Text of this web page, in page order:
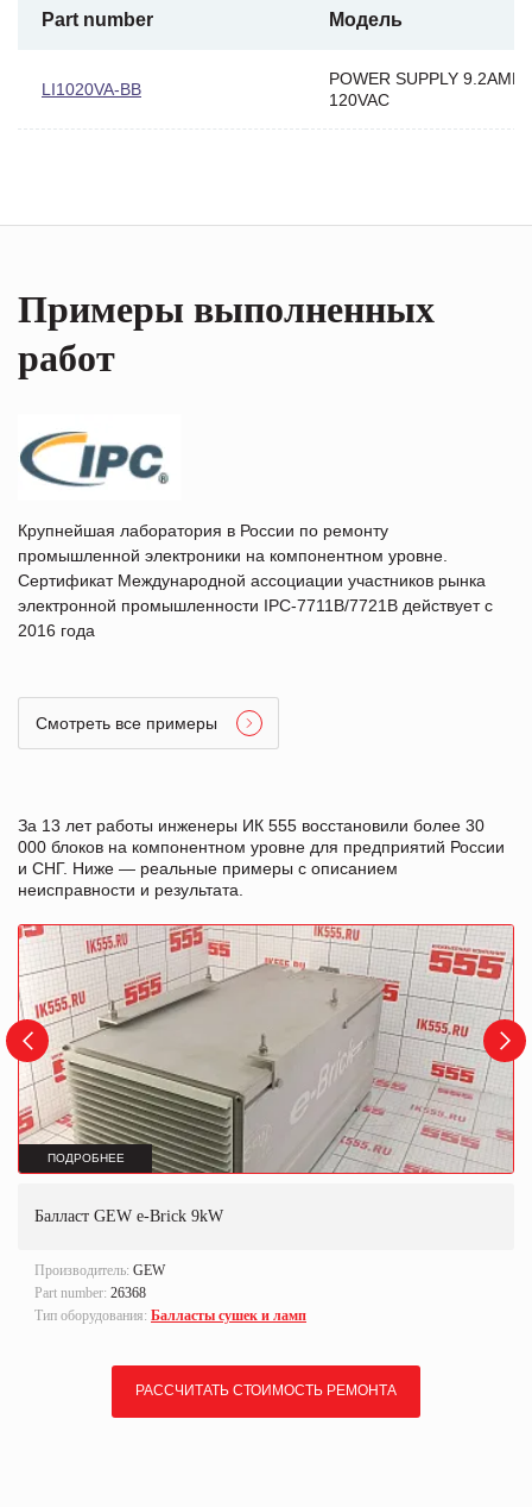
Part number Модель
LI1020VA-BB
POWER SUPPLY 9.2AMP
120VAC
Примеры выполненных
работ
Крупнейшая лаборатория в России по ремонту
промышленной электроники на компонентном уровне.
Сертификат Международной ассоциации участников рынка
электронной промышленности IPC-7711B/7721B действует с
2016 года
Смотреть все примеры
За 13 лет работы инженеры ИК 555 восстановили более 30
000 блоков на компонентном уровне для предприятий России
и СНГ. Ниже — реальные примеры с описанием
неисправности и результата.
ПОДРОБНЕЕ
Балласт GEW e-Brick 9kW
Производитель: GEW
Part number: 26368
Тип оборудования: Балласты сушек и ламп
РАССЧИТАТЬ СТОИМОСТЬ РЕМОНТА